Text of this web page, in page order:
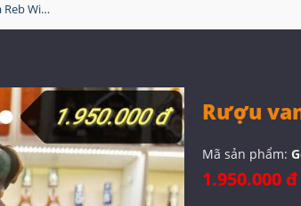
Rượu vang Georgia Reb Wines S29
Rượu
Mã sản phẩm:
1.950.000 đ